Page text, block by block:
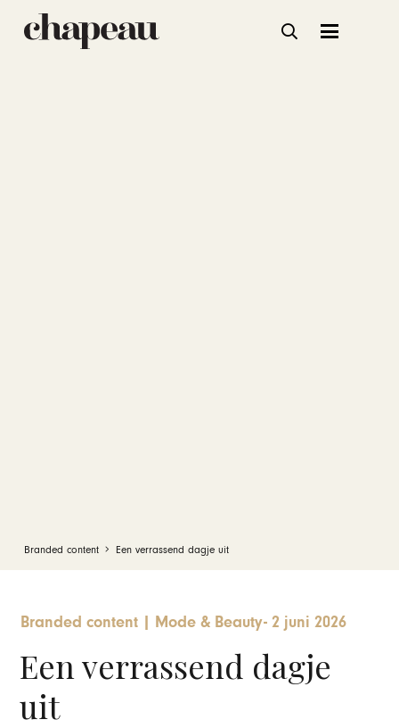
Branded content Een verrassend dagje uit
Branded content | Mode & Beauty-2 juni 2026
Een verrassend dagje
uit